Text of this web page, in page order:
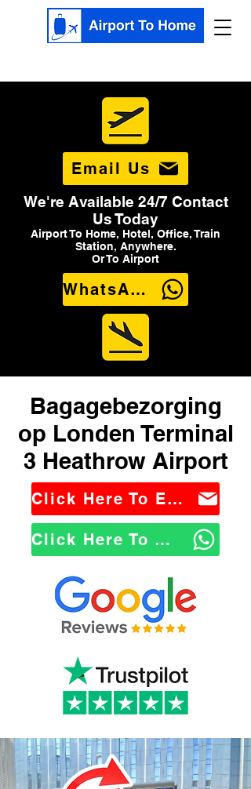
Email Us
We're Available 24/7 Contact
Us Today
Airport To Home, Hotel, Office, Train
Station, Anywhere.
Or To Airport
WhatsApp Us
Bagagebezorging
op Londen Terminal
3 Heathrow Airport
Click Here To Email Us
Click Here To WhatsApp Us